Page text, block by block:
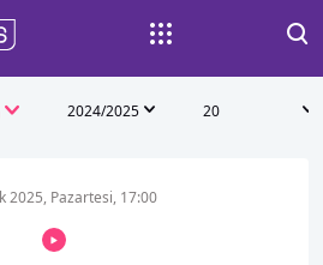
2024/2025 20
2025, Pazartesi, 17:00